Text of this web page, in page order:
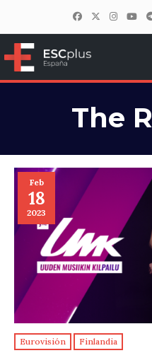
ESCplus
The
Feb
18
2023
Eurovisión Finlandia